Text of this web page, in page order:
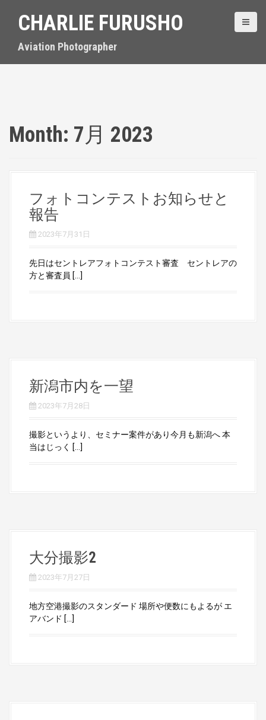
CHARLIE FURUSHO
Aviation Photographer
Month: 7月 2023
フォトコンテストお知らせと
報告
2023年7月31日
先日はセントレアフォトコンテスト審査 セントレアの
方と審査員 […]
新潟市内を一望
2023年7月28日
撮影というより、セミナー案件があり今月も新潟へ 本
当はじっく […]
大分撮影2
2023年7月27日
地方空港撮影のスタンダード 場所や便数にもよるが エ
アバンド […]